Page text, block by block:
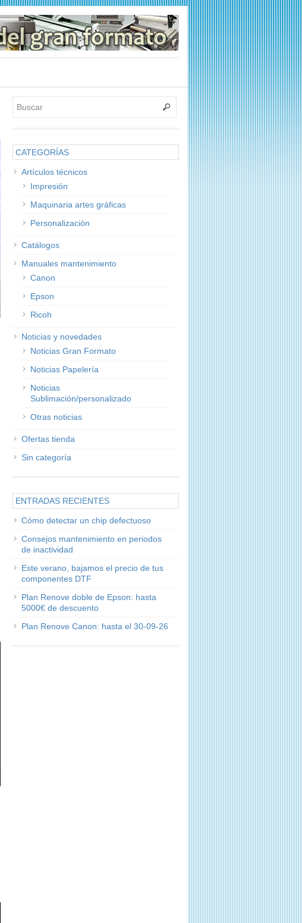
CATEGORÍAS
Artículos técnicos
Impresión
Maquinaria artes gráficas
Personalización
Catálogos
Manuales mantenimiento
Canon
Epson
Ricoh
Noticias y novedades
Noticias Gran Formato
Noticias Papelería
Noticias
Sublimación/personalizado
Otras noticias
Ofertas tienda
Sin categoría
ENTRADAS RECIENTES
Cómo detectar un chip defectuoso
Consejos mantenimiento en periodos
de inactividad
Este verano, bajamos el precio de tus
componentes DTF
Plan Renove doble de Epson: hasta
5000€ de descuento
Plan Renove Canon: hasta el 30-09-26